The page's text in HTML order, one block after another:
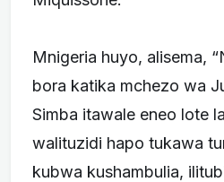
Mnigeria huyo, alisema,
bora katika mchezo wa
Simba itawale eneo lote
walituzidi hapo tukawa
kubwa kushambulia,